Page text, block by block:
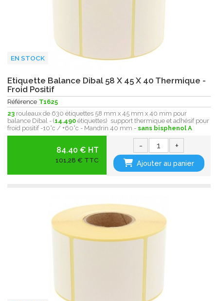
EN STOCK
Etiquette Balance Dibal 58 X 45 X 40 Thermique -
Froid Positif
Référence T1625
23 rouleaux de 630 étiquettes 58 mm x 45 mm x 40 mm pour
balance Dibal - (14.490 étiquettes) support thermique et adhésif pour
froid positif -10°c / +60°c - Mandrin 40 mm - sans bisphenol A
84.40 € HT
101,28 € TTC
- +
Ajouter au panier